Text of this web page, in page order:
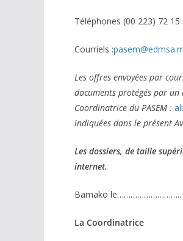
Téléphones (00 223) 72
Courriels :
Les offres envoyées par
documents protégés par un
Coordinatrice du PASEM :
indiquées dans le présent
Les dossiers, de taille
internet.
Bamako
La Coordinatrice